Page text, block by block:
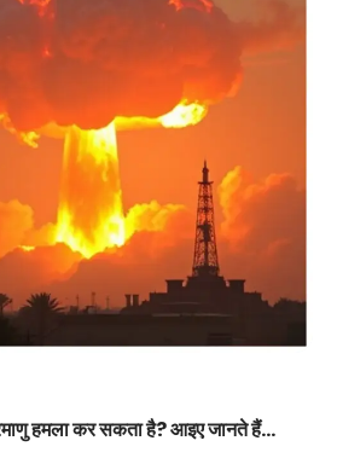
हमला कर सकता है? आइए जानते हैं…